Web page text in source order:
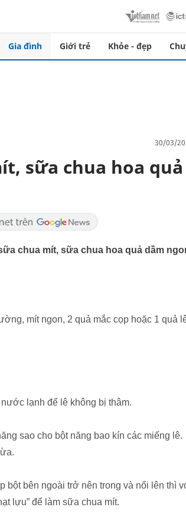
Gia đình Giới trẻ Khỏe - đẹp
30/03/
sữa chua hoa
chua mít, sữa chua hoa quả dầm
mít ngon, 2 quả mắc cọp hoặc 1 quả
lạnh để lê không bị thâm.
sao cho bột năng bao kín các miếng lê.
bên ngoài trở nên trong và nổi lên thì
lựu” để làm sữa chua mít.